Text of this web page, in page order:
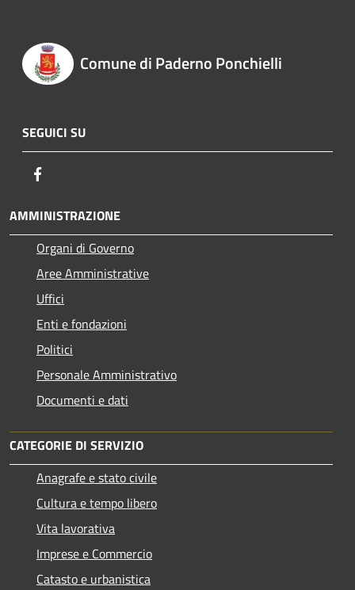
Comune di Paderno Ponchielli
SEGUICI SU
AMMINISTRAZIONE
Organi di Governo
Aree Amministrative
Uffici
Enti e fondazioni
Politici
Personale Amministrativo
Documenti e dati
CATEGORIE DI SERVIZIO
Anagrafe e stato civile
Cultura e tempo libero
Vita lavorativa
Imprese e Commercio
Catasto e urbanistica